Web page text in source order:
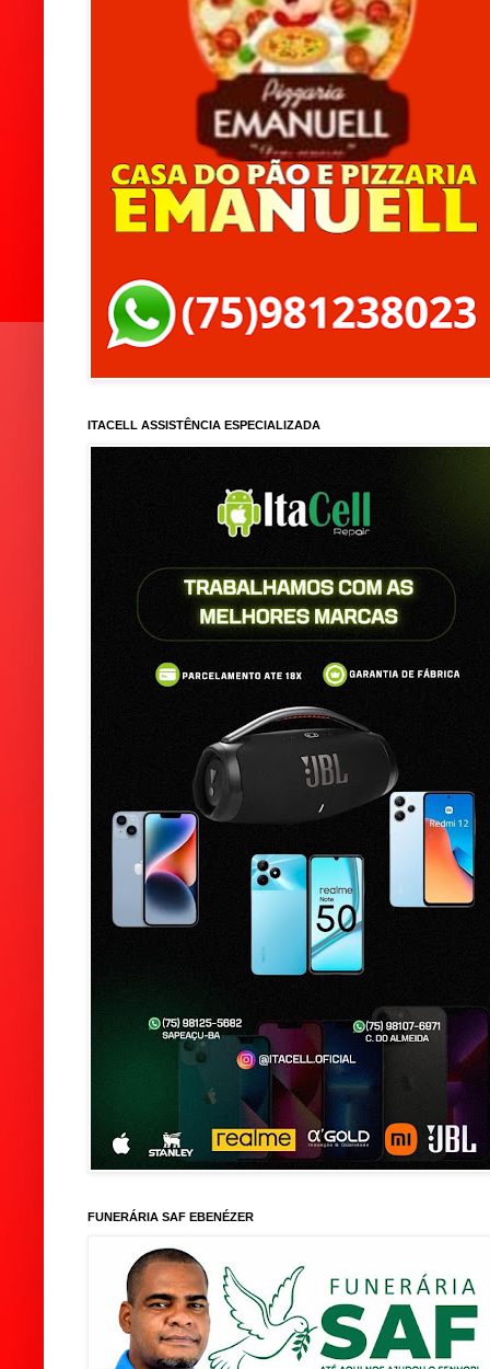
ITACELL ASSISTÊNCIA ESPECIALIZADA
FUNERÁRIA SAF EBENÉZER